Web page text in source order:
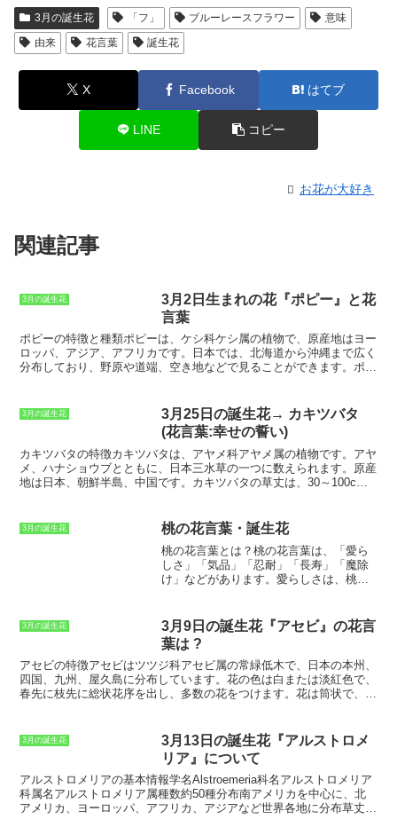
3月の誕生花 「フ」 ブルーレースフラワー
意味
由来
花言葉 誕生花
X Facebook はてブ
LINE コピー
お花が大好き
関連記事
3月の誕生花
3月2日生まれの花『ポピー』と花
言葉
ポピーの特徴と種類ポピーは、ケシ科ケシ属の植物で、原産地はヨー
ロッパ、アジア、アフリカです。日本では、北海道から沖縄まで広く
分布しており、野原や道端、空き地などで見ることができます。ポピ
ク、黄色など、さまざまな色の品種があります。ポピーの花は、大き
く開いた花弁が特徴的で、花言葉は「眠り」「慰め」「忘却」などで
す。ポピーは、観賞用としてだけでなく、薬用としても利用されてお
り、花びらや種子には、鎮痛剤や鎮静剤の効果があると言われていま
す。ポピーには、さまざまな種類があり、その中でもよく知られてい
るのが、シャーレポピーとオリエンタルポピーです。シャーレポピー
8枚です。ポピーは、日当たりの良い場所を好み、水はけの良い土壌
で育ちます。種まきから約80日で開花し、花期は6～7月頃です。ポ
ピーは、育てやすく、初心者にもおすすめです。
3月の誕生花
3月25日の誕生花→ カキツバタ
(花言葉:幸せの誓い)
カキツバタの特徴カキツバタは、アヤメ科アヤメ属の植物です。アヤ
メ、ハナショウブとともに、日本三水草の一つに数えられます。原産
地は日本、朝鮮半島、中国です。カキツバタの草丈は、30～100cm
キツバタは、湿地や水辺に生息します。日当たりの良い場所を好みま
す。水質がきれいな場所を好むため、きれいな水辺にしか生息しませ
ん。カキツバタは、花言葉が「幸せの誓い」です。この花言葉は、カ
キツバタの花が、夫婦の愛の象徴と考えられていたことに由来しま
す。カキツバタは、結婚式のブーケや花束に使用されることも多いで
3月の誕生花 桃の花言葉・誕生花
桃の花言葉とは？桃の花言葉は、「愛ら
しさ」「気品」「忍耐」「長寿」「魔除
け」などがあります。愛らしさ は、桃の
ある美しさから付けられた花言葉です。
忍耐は、桃の花が厳しい寒さに耐えて咲
くことから付けられた花言葉です。
は、桃の木が長寿であることから付けら
れた花言葉です。魔除けは、桃の木が邪
気を払うと信じられていることから付け
3月の誕生花
3月9日の誕生花『アセビ』の花言
葉は ?
アセビの特徴アセビはツツジ科アセビ属の常緑低木で、日本の本州、
四国、九州、屋久島に分布しています。花の色は白または淡紅色で、
春先に枝先に総状花序を出し、多数の花をつけます。花は筒状で、先
強い日差しを好み、乾燥にも強いですが、寒さには弱い性質です。庭
木や公園樹として植栽されることもあります。
3月の誕生花
3月13日の誕生花『アルストロメ
リア』について
アルストロメリアの基本情報学名Alstroemeria科名アルストロメリア
科属名アルストロメリア属種数約50種分布南アメリカを中心に、北
アメリカ、ヨーロッパ、アフリカ、アジアなど世界各地に分布草丈